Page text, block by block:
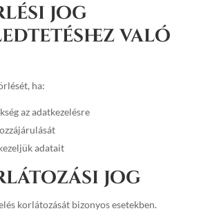
jog
való
ha:
az adatkezelésre
adatait
jog
korlátozását bizonyos esetekben.